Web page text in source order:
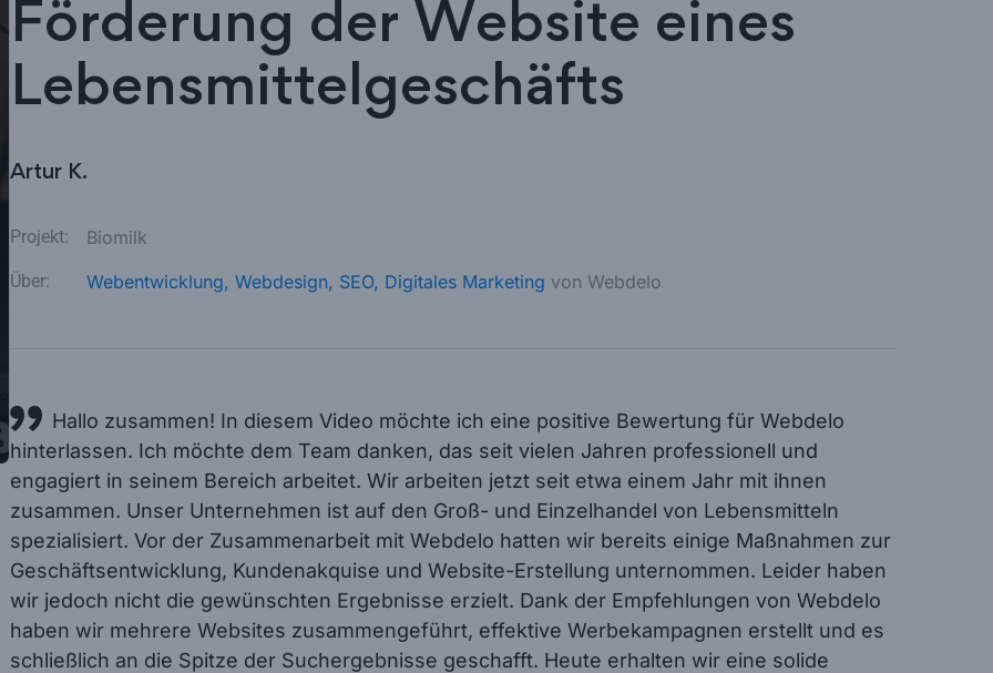
Förderung der Website eines
Lebensmittelgeschäfts
Artur K.
Projekt: Biomilk
Über: Webentwicklung, Webdesign, SEO, Digitales Marketing von Webdelo
Hallo zusammen! In diesem Video möchte ich eine positive Bewertung für Webdelo
hinterlassen. Ich möchte dem Team danken, das seit vielen Jahren professionell und
engagiert in seinem Bereich arbeitet. Wir arbeiten jetzt seit etwa einem Jahr mit ihnen
zusammen. Unser Unternehmen ist auf den Groß- und Einzelhandel von Lebensmitteln
spezialisiert. Vor der Zusammenarbeit mit Webdelo hatten wir bereits einige Maßnahmen zur
Geschäftsentwicklung, Kundenakquise und Website-Erstellung unternommen. Leider haben
wir jedoch nicht die gewünschten Ergebnisse erzielt. Dank der Empfehlungen von Webdelo
haben wir mehrere Websites zusammengeführt, effektive Werbekampagnen erstellt und es
schließlich an die Spitze der Suchergebnisse geschafft. Heute erhalten wir eine solide